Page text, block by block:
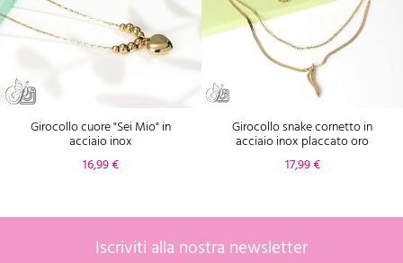
Girocollo cuore "Sei Mio" in
acciaio inox
Prezzo
16,99 €
Girocollo snake cornetto in
acciaio inox placcato oro
Prezzo
17,99 €
Iscriviti alla nostra newsletter